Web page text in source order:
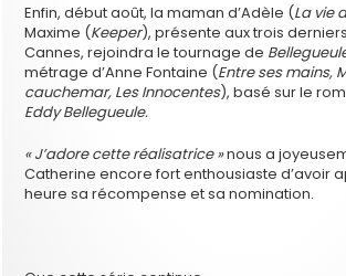
Enfin, début août, la maman d’Adèle (La vie
Maxime (Keeper), présente aux trois
Cannes, rejoindra le tournage de
métrage d’Anne Fontaine (Entre ses mains,
cauchemar, Les Innocentes), basé sur le
Eddy Bellegueule.
« J’adore cette réalisatrice »nous a
Catherine encore fort enthousiaste d’avoir
heure sa récompense et sa nomination.